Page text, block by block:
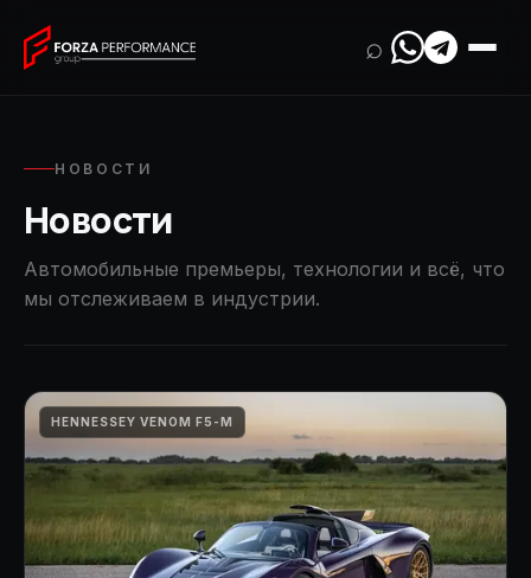
⌕
НОВОСТИ
Новости
Автомобильные премьеры, технологии и всё, что
мы отслеживаем в индустрии.
HENNESSEY VENOM F5-M